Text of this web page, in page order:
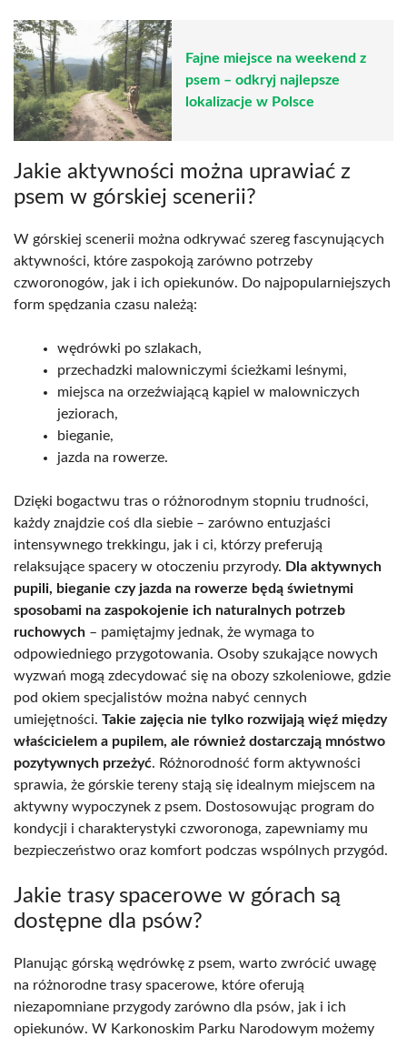
Fajne miejsce na weekend z
psem – odkryj najlepsze
lokalizacje w Polsce
Jakie aktywności można uprawiać z
psem w górskiej scenerii?
W górskiej scenerii można odkrywać szereg fascynujących
aktywności, które zaspokoją zarówno potrzeby
czworonogów, jak i ich opiekunów. Do najpopularniejszych
form spędzania czasu należą:
wędrówki po szlakach,
przechadzki malowniczymi ścieżkami leśnymi,
miejsca na orzeźwiającą kąpiel w malowniczych
jeziorach,
bieganie,
jazda na rowerze.
Dzięki bogactwu tras o różnorodnym stopniu trudności,
każdy znajdzie coś dla siebie – zarówno entuzjaści
intensywnego trekkingu, jak i ci, którzy preferują
relaksujące spacery w otoczeniu przyrody. Dla aktywnych
pupili, bieganie czy jazda na rowerze będą świetnymi
sposobami na zaspokojenie ich naturalnych potrzeb
ruchowych – pamiętajmy jednak, że wymaga to
odpowiedniego przygotowania. Osoby szukające nowych
wyzwań mogą zdecydować się na obozy szkoleniowe, gdzie
pod okiem specjalistów można nabyć cennych
umiejętności. Takie zajęcia nie tylko rozwijają więź między
właścicielem a pupilem, ale również dostarczają mnóstwo
pozytywnych przeżyć. Różnorodność form aktywności
sprawia, że górskie tereny stają się idealnym miejscem na
aktywny wypoczynek z psem. Dostosowując program do
kondycji i charakterystyki czworonoga, zapewniamy mu
bezpieczeństwo oraz komfort podczas wspólnych przygód.
Jakie trasy spacerowe w górach są
dostępne dla psów?
Planując górską wędrówkę z psem, warto zwrócić uwagę
na różnorodne trasy spacerowe, które oferują
niezapomniane przygody zarówno dla psów, jak i ich
opiekunów. W Karkonoskim Parku Narodowym możemy